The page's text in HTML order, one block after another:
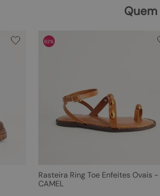
62%
Rasteira Ring Toe Enfeites Ovais -
CAMEL